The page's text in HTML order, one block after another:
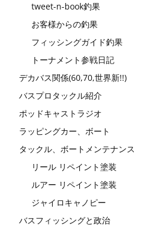
tweet-n-book釣果
お客様からの釣果
フィッシングガイド釣果
トーナメント参戦日記
デカバス関係(60,70,世界新!!)
バスプロタックル紹介
ポッドキャストラジオ
ラッピングカー、ボート
タックル、ボートメンテナンス
リール リペイント塗装
ルアー リペイント塗装
ジャイロキャノピー
バスフィッシングと政治